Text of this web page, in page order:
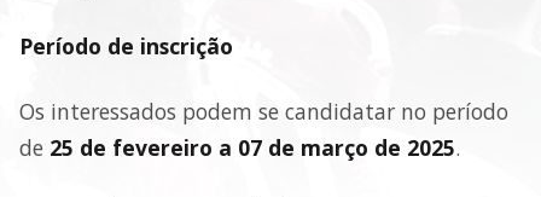
Período de inscrição
Os interessados podem se candidatar no período
de 25 de fevereiro a 07 de março de 2025.